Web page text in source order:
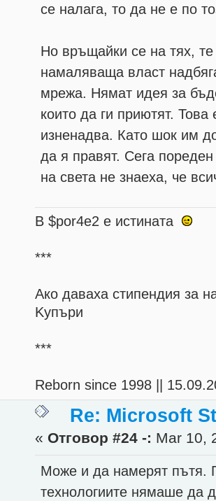
се налага, то да не е по
Но връщайки се на тях,
намаляваща власт
мрежа. Нямат идея за
които да ги приютят.
изненадва. Като шок им
да я правят. Сега
на света не знаеха, че
В $por4e2 e истината
***
Aко даваха стипендия за
Kупъри
***
Reborn since 1998 ||
Re: Microsoft
« Отговор #24 -: Mar 10,
Може и да намерят пътя.
технологиите нямаше да